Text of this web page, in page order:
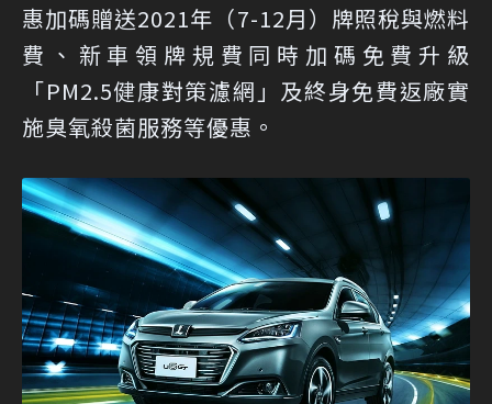
惠加碼贈送2021年（7-12月）牌照稅與燃料
費、新車領牌規費同時加碼免費升級
「PM2.5健康對策濾網」及終身免費返廠實
施臭氧殺菌服務等優惠。